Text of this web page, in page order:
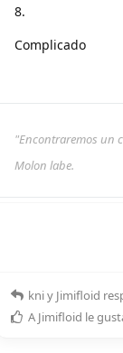
8.
Complicado
"Encontraremos un
Molon labe.
kniy Jimifloid
A Jimifloid le